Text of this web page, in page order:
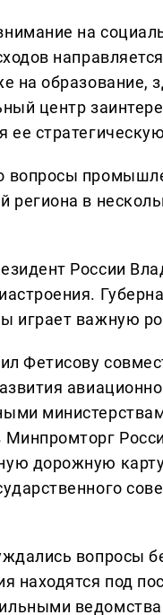
на
на образование,
центр
ее
вопросы
региона в
России
играет важную
Фетисову
дорожную
вопросы
находятся под